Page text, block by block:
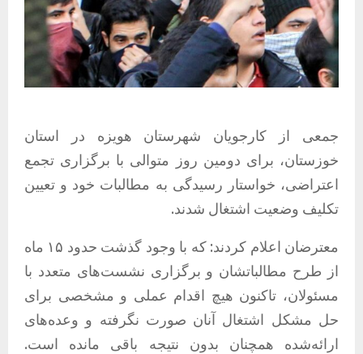
جمعی از کارجویان شهرستان هویزه در استان
خوزستان، برای دومین روز متوالی با برگزاری تجمع
اعتراضی، خواستار رسیدگی به مطالبات خود و تعیین
تکلیف وضعیت اشتغال شدند.
معترضان اعلام کردند: که با وجود گذشت حدود ۱۵ ماه
از طرح مطالباتشان و برگزاری نشست‌های متعدد با
مسئولان، تاکنون هیچ اقدام عملی و مشخصی برای
حل مشکل اشتغال آنان صورت نگرفته و وعده‌های
ارائه‌شده همچنان بدون نتیجه باقی مانده است.